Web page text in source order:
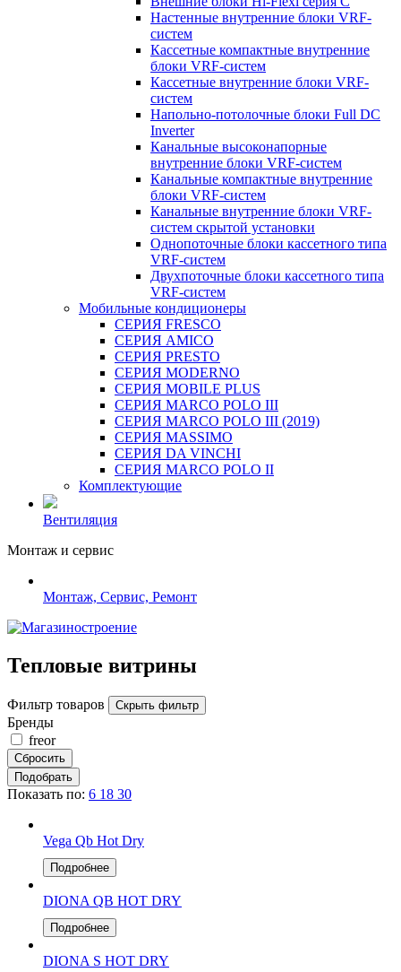
Настенные внутренние блоки VRF-
систем
Кассетные компактные внутренние
блоки VRF-систем
Кассетные внутренние блоки VRF-
систем
Напольно-потолочные блоки Full DC
Inverter
Канальные высоконапорные
внутренние блоки VRF-систем
Канальные компактные внутренние
блоки VRF-систем
Канальные внутренние блоки VRF-
систем скрытой установки
Однопоточные блоки кассетного типа
VRF-систем
Двухпоточные блоки кассетного типа
VRF-систем
Мобильные кондиционеры
СЕРИЯ FRESCO
СЕРИЯ AMICO
СЕРИЯ PRESTO
СЕРИЯ MODERNO
СЕРИЯ MOBILE PLUS
СЕРИЯ MARCO POLO III
СЕРИЯ MARCO POLO III (2019)
СЕРИЯ MASSIMO
СЕРИЯ DA VINCHI
СЕРИЯ MARCO POLO II
Комплектующие
Вентиляция
Монтаж и сервис
Монтаж, Сервис, Ремонт
Тепловые витрины
Фильтр товаров Скрыть фильтр
Бренды
freor
Показать по: 6 18 30
Vega Qb Hot Dry
Подробнее
DIONA QB HOT DRY
Подробнее
DIONA S HOT DRY